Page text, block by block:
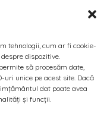
tehnologii, cum ar fi cookie-
dispozitive.
să procesăm date,
unice pe acest site. Dacă
dat poate avea
și funcții.